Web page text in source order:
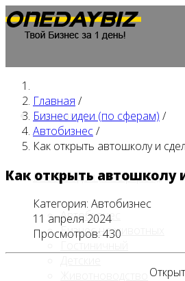
Главная
Бизнес идеи (по сферам)
Автобизнес
Бизнес на животных
Гостиничный
Главная /
Бизнес идеи (по сферам) /
Автобизнес/
Как открыть автошколу и
Как открыть автошколу
Категория: Автобизнес
11 апреля 2024
Просмотров: 430